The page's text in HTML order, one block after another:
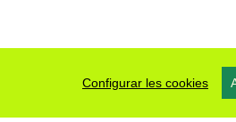
Configurar les cookies